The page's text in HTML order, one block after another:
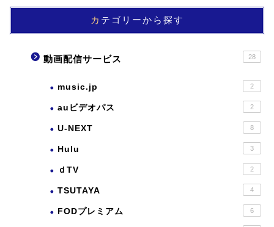
カテゴリーから探す
動画配信サービス 28
music.jp 2
auビデオパス 2
U-NEXT 8
Hulu 3
ｄTV 2
TSUTAYA 4
FODプレミアム 6